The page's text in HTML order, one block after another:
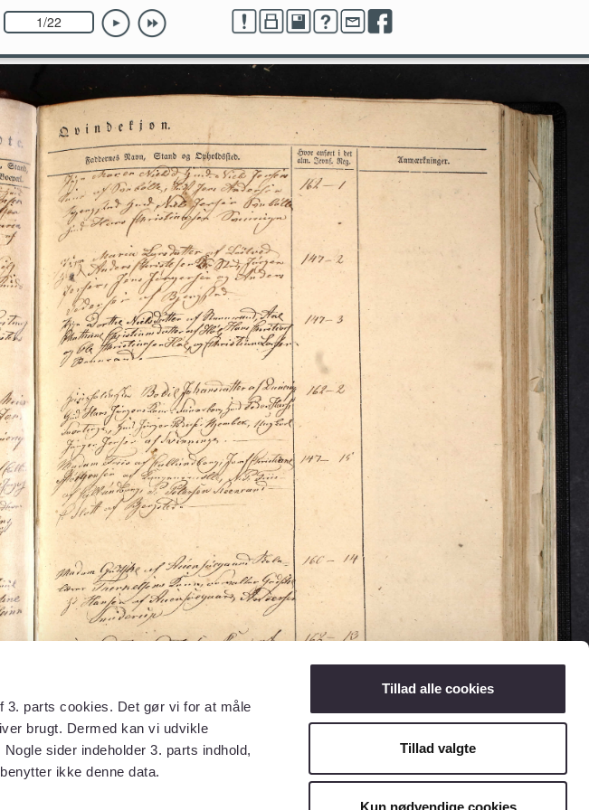
parts cookies. Det gør vi for at måle
brugt. Dermed kan vi udvikle
sider indeholder 3. parts indhold,
ikke denne data.
Tillad alle cookies
Tillad valgte
Kun nødvendige cookies